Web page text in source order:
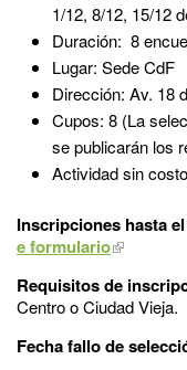
1/12, 8/12, 15/12
Duración: 8
Lugar: Sede CdF
Dirección: Av. 18
Cupos: 8 (La
se publicarán los
Actividad sin
Inscripciones hasta
e formulario
Requisitos de
Centro o Ciudad Vieja.
Fecha fallo de